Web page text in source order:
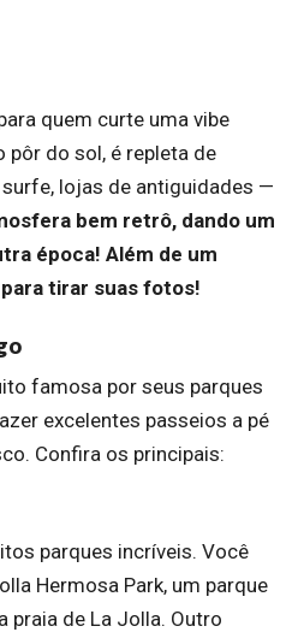
quem curte uma vibe
pôr do sol, é repleta de
lojas de antiguidades —
bem retrô, dando um
época! Além de um
tirar suas fotos!
famosa por seus parques
excelentes passeios a pé
Confira os principais:
parques incríveis. Você
Hermosa Park, um parque
praia de La Jolla. Outro